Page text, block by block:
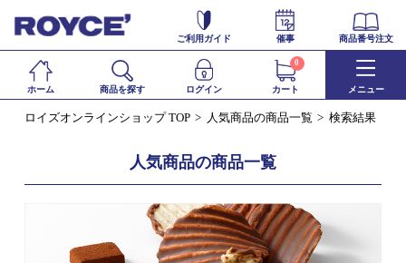
ご利用ガイド 催事 商品番号注文
ホーム 商品を探す ログイン カート
0
メニュー
ロイズオンラインショップ TOP 人気商品の商品一覧 検索結果
人気商品の商品一覧